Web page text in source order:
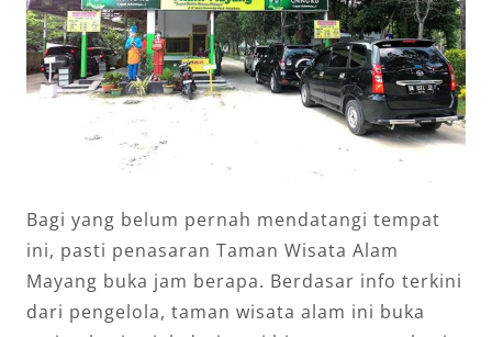
Bagi yang belum pernah mendatangi tempat
ini, pasti penasaran Taman Wisata Alam
Mayang buka jam berapa. Berdasar info terkini
dari pengelola, taman wisata alam ini buka